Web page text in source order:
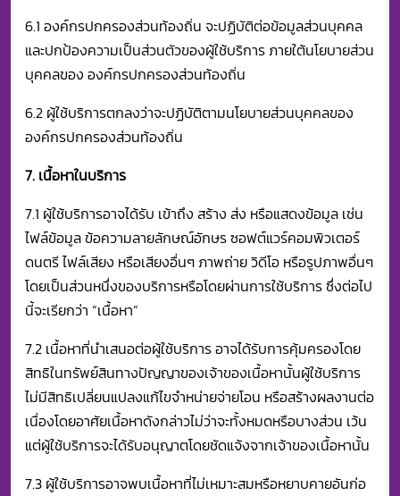
6.1 องค์กรปกครองส่วนท้องถิ่น จะปฏิบัติต่อข้อมูลส่วนบุคคล
และปกป้องความเป็นส่วนตัวของผู้ใช้บริการ ภายใต้นโยบายส่วน
บุคคลของ องค์กรปกครองส่วนท้องถิ่น
6.2 ผู้ใช้บริการตกลงว่าจะปฏิบัติตามนโยบายส่วนบุคคลของ
องค์กรปกครองส่วนท้องถิ่น
7. เนื้อหาในบริการ
7.1 ผู้ใช้บริการอาจได้รับ เข้าถึง สร้าง ส่ง หรือแสดงข้อมูล เช่น
ไฟล์ข้อมูล ข้อความลายลักษณ์อักษร ซอฟต์แวร์คอมพิวเตอร์
ดนตรี ไฟล์เสียง หรือเสียงอื่นๆ ภาพถ่าย วิดีโอ หรือรูปภาพอื่นๆ
โดยเป็นส่วนหนึ่งของบริการหรือโดยผ่านการใช้บริการ ซึ่งต่อไป
นี้จะเรียกว่า “เนื้อหา”
7.2 เนื้อหาที่นำเสนอต่อผู้ใช้บริการ อาจได้รับการคุ้มครองโดย
สิทธิในทรัพย์สินทางปัญญาของเจ้าของเนื้อหานั้นผู้ใช้บริการ
ไม่มีสิทธิเปลี่ยนแปลงแก้ไขจำหน่ายจ่ายโอน หรือสร้างผลงานต่อ
เนื่องโดยอาศัยเนื้อหาดังกล่าวไม่ว่าจะทั้งหมดหรือบางส่วน เว้น
แต่ผู้ใช้บริการจะได้รับอนุญาตโดยชัดแจ้งจากเจ้าของเนื้อหานั้น
7.3 ผู้ใช้บริการอาจพบเนื้อหาที่ไม่เหมาะสมหรือหยาบคายอันก่อ